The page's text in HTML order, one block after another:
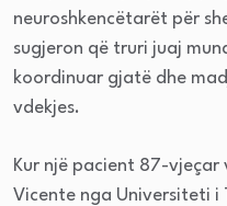
neuroshkencëtarët për
sugjeron që truri juaj
koordinuar gjatë dhe
vdekjes.
Kur një pacient 87-vjeçar
Vicente nga Universiteti i